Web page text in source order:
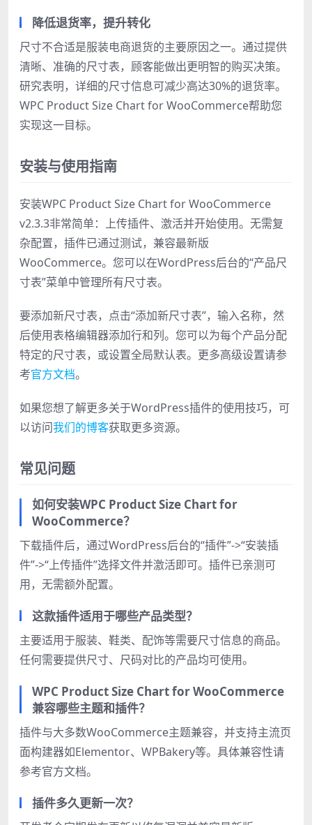
降低退货率，提升转化
尺寸不合适是服装电商退货的主要原因之一。通过提供
清晰、准确的尺寸表，顾客能做出更明智的购买决策。
研究表明，详细的尺寸信息可减少高达30%的退货率。
WPC Product Size Chart for WooCommerce帮助您
实现这一目标。
安装与使用指南
安装WPC Product Size Chart for WooCommerce
v2.3.3非常简单：上传插件、激活并开始使用。无需复
杂配置，插件已通过测试，兼容最新版
WooCommerce。您可以在WordPress后台的“产品尺
寸表”菜单中管理所有尺寸表。
要添加新尺寸表，点击“添加新尺寸表”，输入名称，然
后使用表格编辑器添加行和列。您可以为每个产品分配
特定的尺寸表，或设置全局默认表。更多高级设置请参
考官方文档。
如果您想了解更多关于WordPress插件的使用技巧，可
以访问我们的博客获取更多资源。
常见问题
如何安装WPC Product Size Chart for
WooCommerce？
下载插件后，通过WordPress后台的“插件”->“安装插
件”->“上传插件”选择文件并激活即可。插件已亲测可
用，无需额外配置。
这款插件适用于哪些产品类型？
主要适用于服装、鞋类、配饰等需要尺寸信息的商品。
任何需要提供尺寸、尺码对比的产品均可使用。
WPC Product Size Chart for WooCommerce
兼容哪些主题和插件？
插件与大多数WooCommerce主题兼容，并支持主流页
面构建器如Elementor、WPBakery等。具体兼容性请
参考官方文档。
插件多久更新一次？